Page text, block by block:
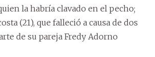
la habría clavado en el pecho;
(21), que falleció a causa de dos
de su pareja Fredy Adorno